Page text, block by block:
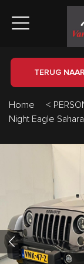
TERUG
Home <
Night Eagle